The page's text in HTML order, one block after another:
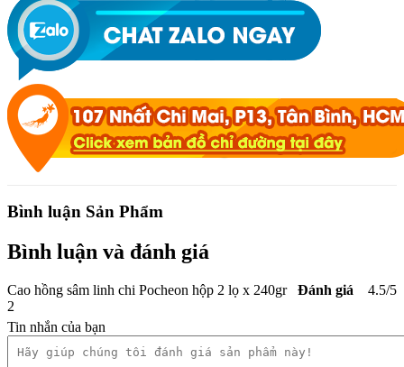
Bình luận Sản Phẩm
Bình luận và đánh giá
Cao hồng sâm linh chi Pocheon hộp 2 lọ x 240gr Đánh giá 4.5/5
2
Tin nhắn của bạn